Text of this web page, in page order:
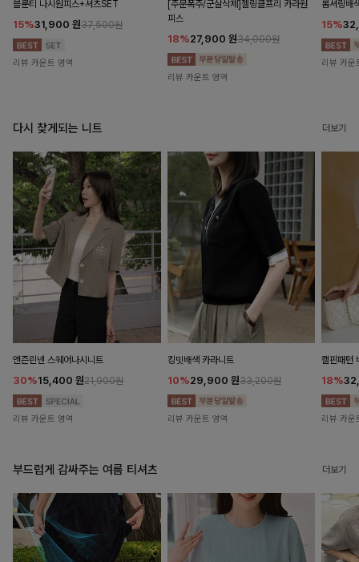
블룬티 나시원피스+셔츠SET
15%31,900 원37,500원
리뷰 카운트 영역
[주문폭주/군살삭제]젤링클프리 카라원
피스
18%27,900 원34,000원
리뷰 카운트 영역
롬셔링배
15%
리뷰 카운
다시 찾게되는 니트 더보기
앤즌린넨 스퀘어나시니트
30%15,400 원21,900원
리뷰 카운트 영역
킹밋배색 카라니트
10%29,900 원33,200원
리뷰 카운트 영역
캘핀패턴
18%
리뷰 카운
부드럽게 감싸주는 여름 티셔츠 더보기